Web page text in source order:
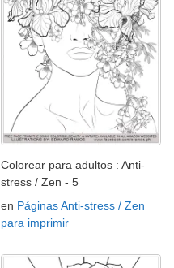
Colorear para adultos : Anti-
stress / Zen - 5
en Páginas Anti-stress / Zen
para imprimir